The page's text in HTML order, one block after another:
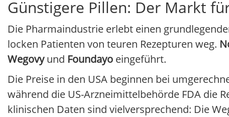
Günstigere Pillen: Der Markt
Die Pharmaindustrie erlebt einen
locken Patienten von teuren Rezepturen weg.
Wegovyund Foundayo eingeführt.
Die Preise in den USA beginnen bei
während die US-Arzneimittelbehörde FDA die
klinischen Daten sind vielversprechend: Die